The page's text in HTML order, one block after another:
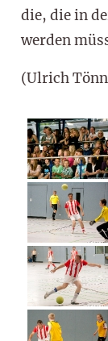
die, die in
werden
(Ulrich